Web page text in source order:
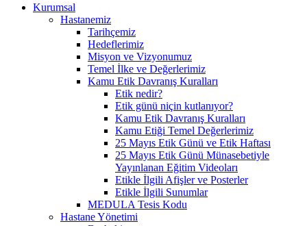
Kurumsal
Hastanemiz
Tarihçemiz
Hedeflerimiz
Misyon ve Vizyonumuz
Temel İlke ve Değerlerimiz
Kamu Etik Davranış Kuralları
Etik nedir?
Etik günü niçin kutlanıyor?
Kamu Etik Davranış Kuralları
Kamu Etiği Temel Değerlerimiz
25 Mayıs Etik Günü ve Etik Haftası
25 Mayıs Etik Günü Münasebetiyle
Yayınlanan Eğitim Videoları
Etikle İlgili Afişler ve Posterler
Etikle İlgili Sunumlar
MEDULA Tesis Kodu
Hastane Yönetimi